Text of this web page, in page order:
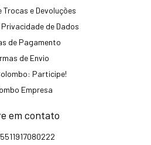
Trocas e Devoluções
de Dados
de Pagamento
de Envio
Participe!
Empresa
em contato
5511917080222